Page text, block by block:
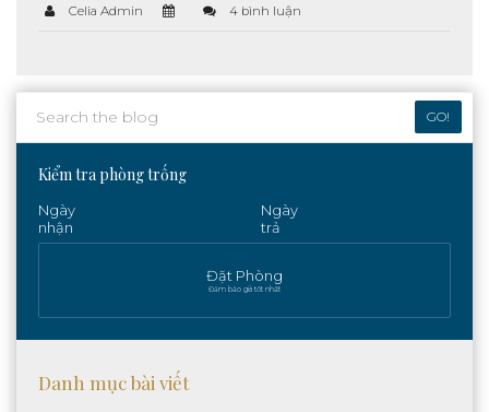
Celia Admin 4 bình luận
GO!
Kiểm tra phòng trống
Đặt Phòng
Đảm bảo giá tốt nhất
Danh mục bài viết